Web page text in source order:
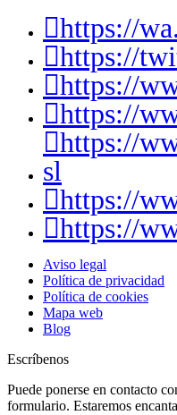
https://
https://
https://
https://
https://
sl
https://
https://
Aviso legal
Política de privacidad
Política de cookies
Mapa web
Blog
Escríbenos
Puede ponerse en contacto
formulario. Estaremos